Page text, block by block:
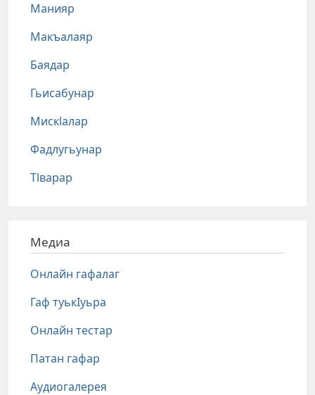
Манияр
Макъалаяр
Баядар
Гьисабунар
Мискlалар
Фадлугьунар
Тlварар
Медиа
Онлайн гафалаг
Гаф туькIуьра
Онлайн тестар
Патан гафар
Аудиогалерея